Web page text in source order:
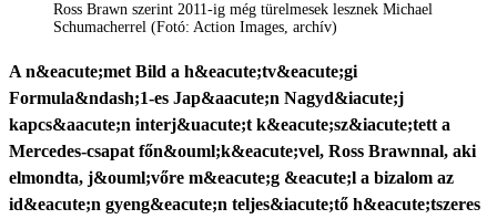
Ross Brawn szerint 2011-ig még türelmesek lesznek Michael
Schumacherrel (Fotó: Action Images, archív)
A n&eacute;met Bild a h&eacute;tv&eacute;gi
Formula&ndash;1-es Jap&aacute;n Nagyd&iacute;j
kapcs&aacute;n interj&uacute;t k&eacute;sz&iacute;tett a
Mercedes-csapat főn&ouml;k&eacute;vel, Ross Brawnnal, aki
elmondta, j&ouml;vőre m&eacute;g &eacute;l a bizalom az
id&eacute;n gyeng&eacute;n teljes&iacute;tő h&eacute;tszeres